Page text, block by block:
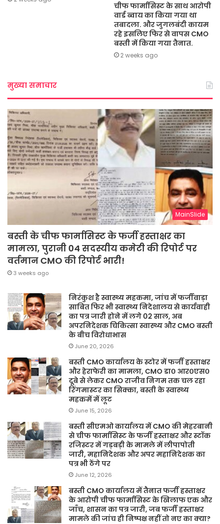
चीफ फार्मासिस्ट के साथ आरोपी
वार्ड ब्वाय का किया गया था
तबादला. और जुगलबंदी कायम
रहे इसलिए फिर से वापस CMO
बस्ती में किया गया तैनात.
2 weeks ago
मुख्या समाचार
MainSlide
बस्ती के चीफ फार्मासिस्ट के फर्जी हस्ताक्षर का
मामला, पुरानी 04 सदस्यीय कमेटी की रिपोर्ट पर
वर्तमान CMO की रिपोर्ट भारी!
3 weeks ago
निरंकुश है स्वास्थ्य महकमा, जांच में फर्जीवाड़ा
साबित फिर भी स्वास्थ्य निदेशालय से कार्यवाही
का पत्र जारी होने में लगे 02 साल, अब
अपरनिदेशक चिकित्सा स्वास्थ्य और CMO बस्ती
के बीच विरोधाभास
June 20, 2026
बस्ती CMO कार्यालय के स्टोर में फर्जी हस्ताक्षर
और हेराफेरी का मामला, CMO डा० आर०एस०
दूबे से लेकर CMO राजीव निगम तक चल रहा
रिंगमास्टर का सिक्का, बस्ती के स्वास्थ्य
महकमें में लूट
June 15, 2026
बस्ती सीएमओ कार्यालय में CMO की मेहरबानी
से चीफ फार्मासिस्ट के फर्जी हस्ताक्षर और स्टॉक
रजिस्टर में गड़बड़ी के मामले में लीपापोती
जारी, महानिदेशक और अपर महानिदेशक का
पत्र भी ठेंगे पर
June 12, 2026
बस्ती CMO कार्यालय में तैनात फर्जी हस्ताक्षर
के आरोपी चीफ फार्मासिस्ट के खिलाफ एक और
जाँच, शासन का पत्र जारी, जब फर्जी हस्ताक्षर
मामले की जांच ही निष्पक्ष नहीं तो नए का क्या?